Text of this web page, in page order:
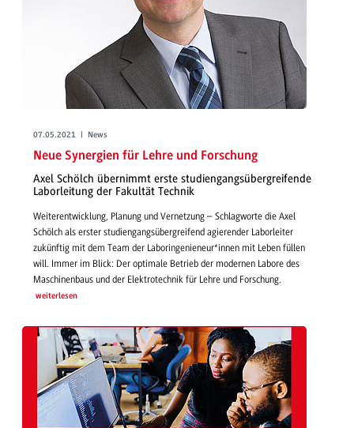
07.05.2021 | News
Neue Synergien für Lehre und Forschung
Axel Schölch übernimmt erste studiengangsübergreifende
Laborleitung der Fakultät Technik
Weiterentwicklung, Planung und Vernetzung – Schlagworte die Axel
Schölch als erster studiengangsübergreifend agierender Laborleiter
zukünftig mit dem Team der Laboringenieneur*innen mit Leben füllen
will. Immer im Blick: Der optimale Betrieb der modernen Labore des
Maschinenbaus und der Elektrotechnik für Lehre und Forschung.
weiterlesen